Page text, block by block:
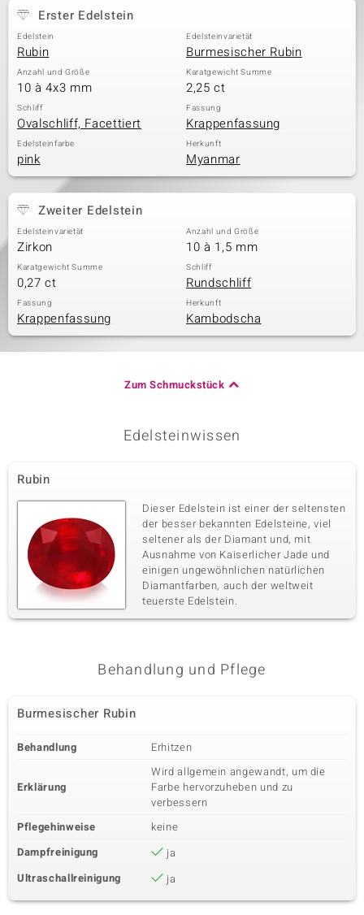
Erster Edelstein
Edelstein
Rubin
Edelsteinvarietät
Burmesischer Rubin
Anzahl und Größe
10 à 4x3 mm
Karatgewicht Summe
2,25 ct
Schliff
Ovalschliff, Facettiert
Fassung
Krappenfassung
Edelsteinfarbe
pink
Herkunft
Myanmar
Zweiter Edelstein
Edelsteinvarietät
Zirkon
Anzahl und Größe
10 à 1,5 mm
Karatgewicht Summe
0,27 ct
Schliff
Rundschliff
Fassung
Krappenfassung
Herkunft
Kambodscha
Zum Schmuckstück
Edelsteinwissen
Rubin
Dieser Edelstein ist einer der seltensten
der besser bekannten Edelsteine, viel
seltener als der Diamant und, mit
Ausnahme von Kaiserlicher Jade und
einigen ungewöhnlichen natürlichen
Diamantfarben, auch der weltweit
teuerste Edelstein.
Behandlung und Pflege
Burmesischer Rubin
Behandlung Erhitzen
Erklärung
Wird allgemein angewandt, um die
Farbe hervorzuheben und zu
verbessern
Pflegehinweise
keine
Dampfreinigung
ja
Ultraschallreinigung
ja